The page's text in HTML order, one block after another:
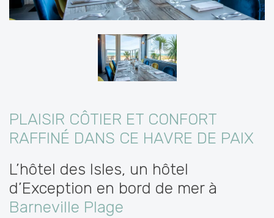
PLAISIR CÔTIER ET CONFORT
RAFFINÉ DANS CE HAVRE DE PAIX
L’hôtel des Isles, un hôtel
d’Exception en bord de mer à
Barneville Plage